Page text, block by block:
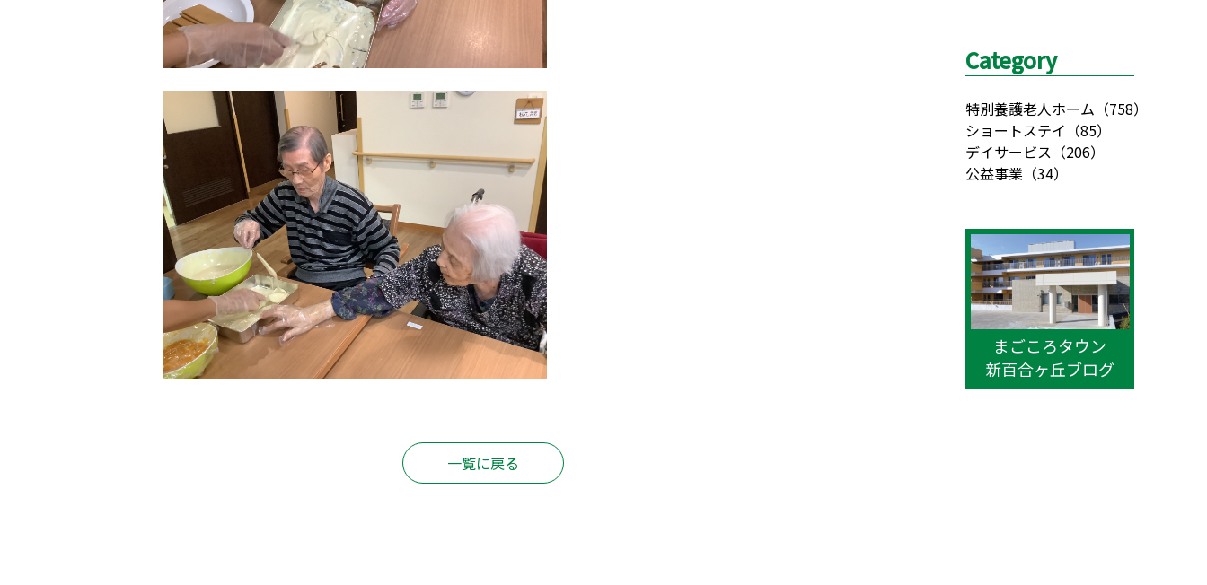
一覧に戻る
Category
特別養護老人ホーム （758）
ショートステイ （85）
デイサービス （206）
公益事業 （34）
まごころタウン
新百合ヶ丘ブログ